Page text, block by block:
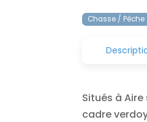
Chasse / Pêche
Situés à
cadre